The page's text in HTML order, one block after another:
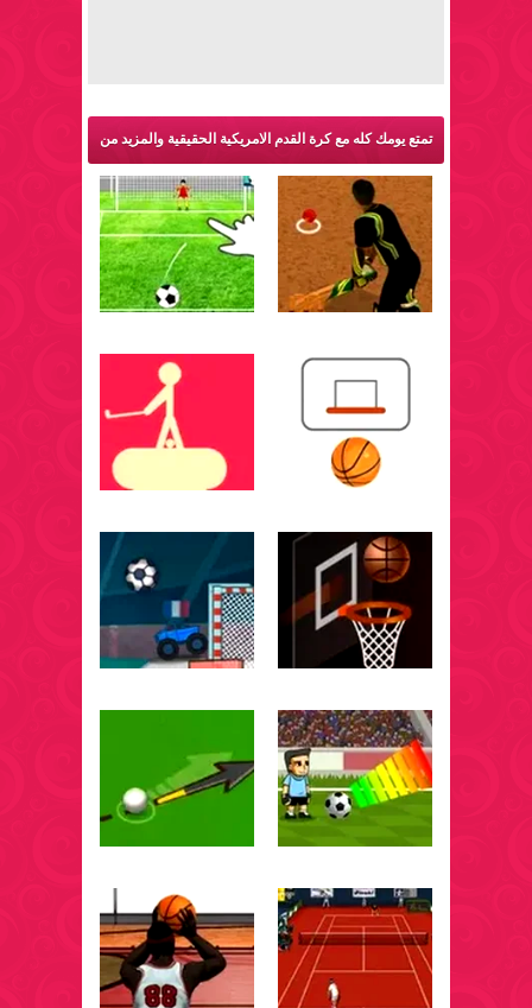
تمتع يومك كله مع كرة القدم الامريكية الحقيقية والمزيد من
ألعاب رياضية: